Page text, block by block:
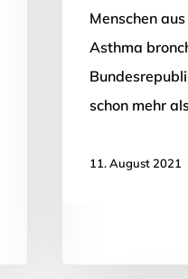
Menschen
Asthma
schon mehr
11. August 2021